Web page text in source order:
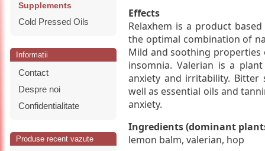
Supplements
Cold Pressed Oils
Informatii
Contact
Despre noi
Confidentialitate
Produse recent vazute
Effects
Relaxhem is a product
the optimal combination of
Mild and soothing properties
insomnia. Valerian is a
anxiety and irritability.
well as essential oils and
anxiety.
Ingredients (dominant
lemon balm, valerian, hop